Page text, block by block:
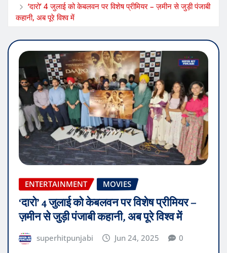
‘दारो’ 4 जुलाई को केबलवन पर विशेष प्रीमियर – ज़मीन से जुड़ी पंजाबी
कहानी, अब पूरे विश्व में
ENTERTAINMENT MOVIES
‘दारो’ 4 जुलाई को केबलवन पर विशेष प्रीमियर –
ज़मीन से जुड़ी पंजाबी कहानी, अब पूरे विश्व में
superhitpunjabi Jun 24, 2025 0